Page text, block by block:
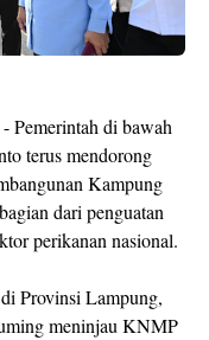
- Pemerintah di bawah
terus mendorong
Kampung
dari penguatan
perikanan nasional.
Provinsi Lampung,
meninjau KNMP